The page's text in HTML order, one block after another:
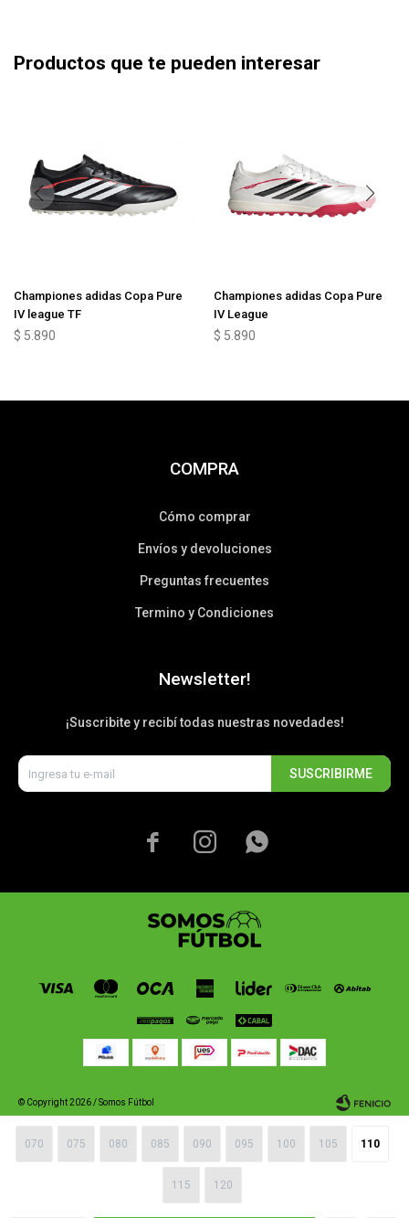
070 075 080 085 090 095 100 105 110
115 120
Productos que te pueden interesar
Championes adidas Copa Pure
IV league TF
$ 5.890
Championes adidas Copa Pure
IV League
$ 5.890
COMPRA
Cómo comprar
Envíos y devoluciones
Preguntas frecuentes
Termino y Condiciones
Newsletter!
¡Suscribite y recibí todas nuestras novedades!
SUSCRIBIRME
  
© Copyright 2026 / Somos Fútbol